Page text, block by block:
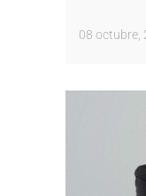
08 octubre,